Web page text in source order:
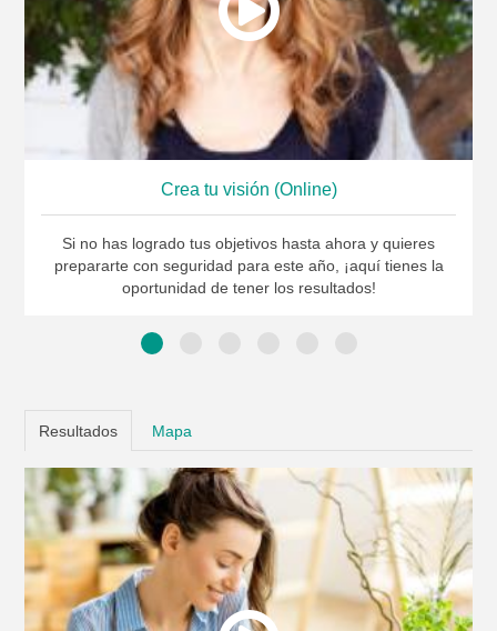
Crea tu visión (Online)
Si no has logrado tus objetivos hasta ahora y quieres
prepararte con seguridad para este año, ¡aquí tienes la
oportunidad de tener los resultados!
Resultados Mapa